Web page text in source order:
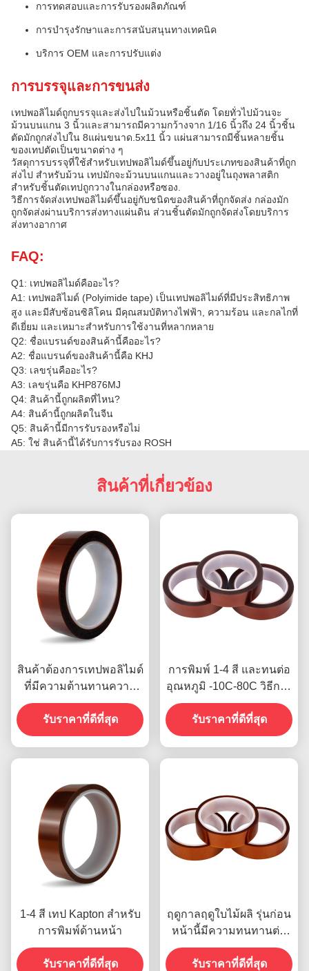
การทดสอบและการรับรองผลิตภัณฑ์
การบํารุงรักษาและการสนับสนุนทางเทคนิค
บริการ OEM และการปรับแต่ง
การบรรจุและการขนส่ง
เทปพอลิไมด์ถูกบรรจุและส่งไปในม้วนหรือชิ้นตัด โดยทั่วไปม้วนจะ
ม้วนบนแกน 3 นิ้วและสามารถมีความกว้างจาก 1/16 นิ้วถึง 24 นิ้วชิ้น
ตัดมักถูกส่งไปใน 8แผ่นขนาด.5x11 นิ้ว แผ่นสามารถมีชิ้นหลายชิ้น
ของเทปตัดเป็นขนาดต่าง ๆ
วัสดุการบรรจุที่ใช้สําหรับเทปพอลิไมด์ขึ้นอยู่กับประเภทของสินค้าที่ถูก
ส่งไป สําหรับม้วน เทปมักจะม้วนบนแกนและวางอยู่ในถุงพลาสติก
สําหรับชิ้นตัดเทปถูกวางในกล่องหรือซอง.
วิธีการจัดส่งเทปพอลิไมด์ขึ้นอยู่กับชนิดของสินค้าที่ถูกจัดส่ง กล่องมัก
ถูกจัดส่งผ่านบริการส่งทางแผ่นดิน ส่วนชิ้นตัดมักถูกจัดส่งโดยบริการ
ส่งทางอากาศ
FAQ:
Q1: เทปพอลิไมด์คืออะไร?
A1: เทปพอลิไมด์ (Polyimide tape) เป็นเทปพอลิไมด์ที่มีประสิทธิภาพ
สูง และมีสับซ้อนซิลิโคน มีคุณสมบัติทางไฟฟ้า, ความร้อน และกลไกที่
ดีเยี่ยม และเหมาะสําหรับการใช้งานที่หลากหลาย
Q2: ชื่อแบรนด์ของสินค้านี้คืออะไร?
A2: ชื่อแบรนด์ของสินค้านี้คือ KHJ
Q3: เลขรุ่นคืออะไร?
A3: เลขรุ่นคือ KHP876MJ
Q4: สินค้านี้ถูกผลิตที่ไหน?
A4: สินค้านี้ถูกผลิตในจีน
Q5: สินค้านี้มีการรับรองหรือไม่
A5: ใช่ สินค้านี้ได้รับการรับรอง ROSH
สินค้าที่เกี่ยวข้อง
สินค้าต้องการเทปพอลิไมด์
ที่มีความต้านทานความ
แรง 1000 วอล
รับราคาที่ดีที่สุด
การพิมพ์ 1-4 สี และทนต่อ
อุณหภูมิ -10C-80C วิธีการ
ชำระเงินด้วยบัตรเครดิต
สำหรับรุ่นก่อนหน้า
รับราคาที่ดีที่สุด
1-4 สี เทป Kapton สําหรับ
การพิมพ์ด้านหน้า
รับราคาที่ดีที่สุด
ฤดูกาลฤดูใบไม้ผลิ รุ่นก่อน
หน้านี้มีความทนทานต่อ
ความชื้น และความแข็ง
แรงในการเปลือก 2.5N /
รับราคาที่ดีที่สุด